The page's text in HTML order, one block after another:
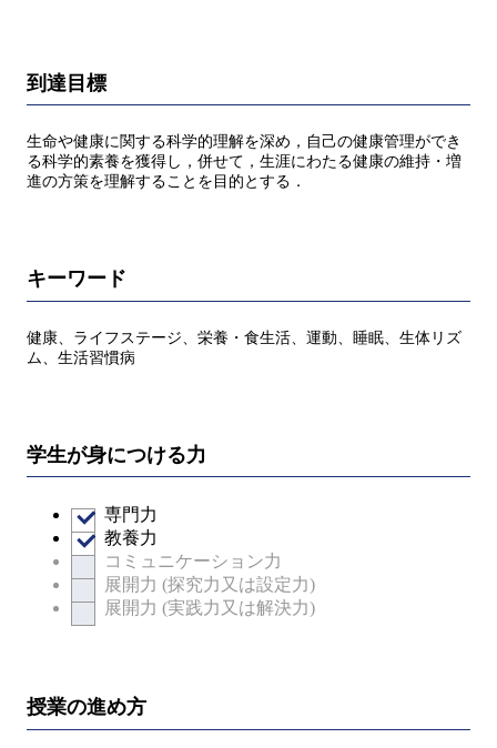
到達目標
生命や健康に関する科学的理解を深め，自己の健康管理ができ
る科学的素養を獲得し，併せて，生涯にわたる健康の維持・増
進の方策を理解することを目的とする．
キーワード
健康、ライフステージ、栄養・食生活、運動、睡眠、生体リズ
ム、生活習慣病
学生が身につける力
専門力
教養力
コミュニケーション力
展開力 (探究力又は設定力)
展開力 (実践力又は解決力)
授業の進め方